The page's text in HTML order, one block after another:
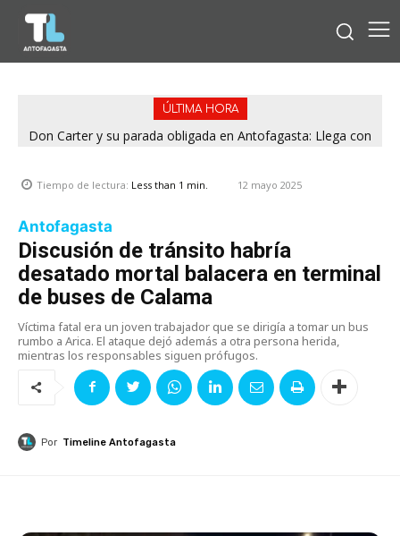
ÚLTIMA HORA
Don Carter y su parada obligada en Antofagasta: Llega con
Tiempo de lectura: Less than 1 min. 12 mayo 2025
Antofagasta
Discusión de tránsito habría
desatado mortal balacera en terminal
de buses de Calama
Víctima fatal era un joven trabajador que se dirigía a tomar un bus
rumbo a Arica. El ataque dejó además a otra persona herida,
mientras los responsables siguen prófugos.
Por Timeline Antofagasta